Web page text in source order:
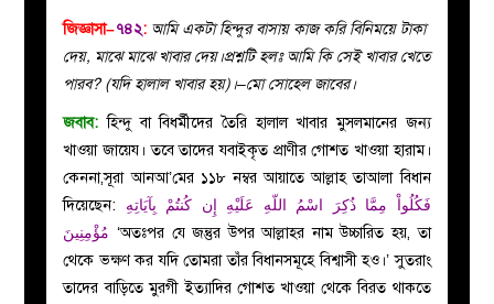
মজলিস
প্রশ্ন
করুন
জিজ্ঞাসা–৭৪২: আমি একটা হিন্দুর বাসায় কাজ করি বিনিময়ে টাকা
দেয়, মাঝে মাঝে খাবার দেয়।প্রশ্নটি হলঃ আমি কি সেই খাবার খেতে
পারব? (যদি হালাল খাবার হয়)।–মো সোহেল জাবের।
জবাব: হিন্দু বা বিধর্মীদের তৈরি হালাল খাবার মুসলমানের জন্য
খাওয়া জায়েয। তবে তাদের যবাইকৃত প্রাণীর গোশত খাওয়া হারাম।
কেননা,সূরা আনআ’মের ১১৮ নম্বর আয়াতে আল্লাহ তাআলা বিধান
দিয়েছেন: فَكُلُواْ مِمَّا ذُكِرَ اسْمُ اللّهِ عَلَيْهِ إِن كُنتُمْ بِآيَاتِهِ
مُؤْمِنِينَ ‘অতঃপর যে জন্তুর উপর আল্লাহর নাম উচ্চারিত হয়, তা
থেকে ভক্ষণ কর যদি তোমরা তাঁর বিধানসমূহে বিশ্বাসী হও।’ সুতরাং
তাদের বাড়িতে মুরগী ইত্যাদির গোশত খাওয়া থেকে বিরত থাকতে